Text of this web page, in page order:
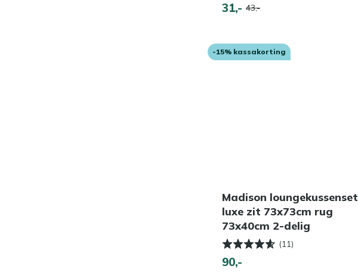
31,- 43,-
-15% kassakorting
Madison loungekussenset
luxe zit 73x73cm rug
73x40cm 2-delig
(11)
90,-